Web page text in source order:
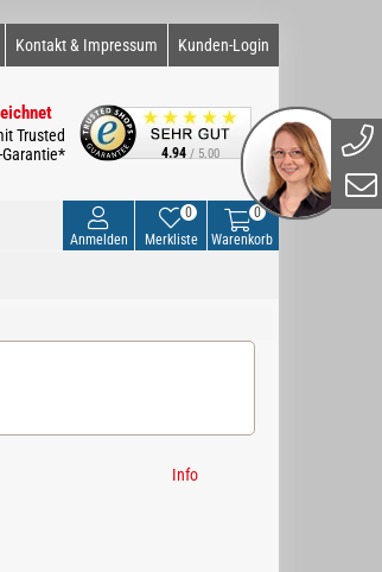
Kontakt & Impressum Kunden-Login
Trusted
Garantie*
4.94 / 5.00
0
Warenkorb
Merkliste
0
Anmelden
Info